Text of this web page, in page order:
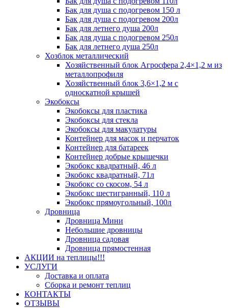
Бак для душа с подогревом 150 л
Бак для душа с подогревом 200л
Бак для летнего душа 200л
Бак для душа с подогревом 250л
Бак для летнего душа 250л
Хозблок металлический
Хозяйственный блок Агросфера 2,4×1,2 м из
металлопрофиля
Хозяйственный блок 3,6×1,2 м с
односкатной крышей
Экобоксы
Экобоксы для пластика
Экобоксы для стекла
Экобоксы для макулатуры
Контейнер для масок и перчаток
Контейнер для батареек
Контейнер добрые крышечки
Экобокс квадратный, 46 л
Экобокс квадратный, 71л
Экобокс со скосом, 54 л
Экобокс шестигранный, 110 л
Экобокс прямоугольный, 100л
Дровница
Дровница Мини
Небольшие дровницы
Дровница садовая
Дровница прямостенная
АКЦИИ на теплицы!!!
УСЛУГИ
Доставка и оплата
Сборка и ремонт теплиц
КОНТАКТЫ
ОТЗЫВЫ